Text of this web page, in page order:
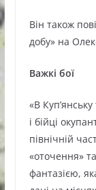
Він також
добу» на
Важкі бої
«В
і бійці
північній
«оточення»
фантазією,